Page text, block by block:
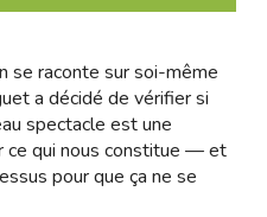
se raconte sur soi-même
a décidé de vérifier si
spectacle est une
ce qui nous constitue — et
pour que ça ne se